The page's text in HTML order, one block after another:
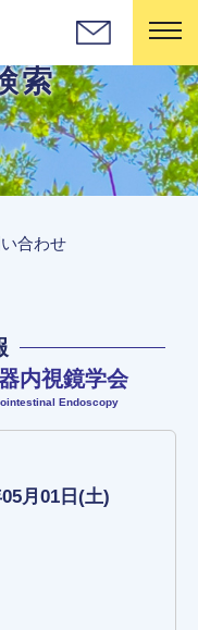
索
合わせ
内視鏡学会
Endoscopy
月01日(土)